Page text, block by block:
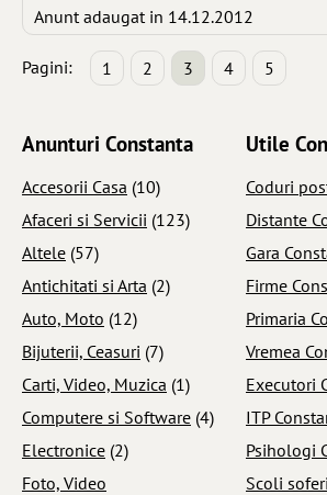
Anunt adaugat in 14.12.2012
Pagini: 1 2 3 4 5
Anunturi Constanta
Accesorii Casa (10)
Afaceri si Servicii (123)
Altele (57)
Antichitati si Arta (2)
Auto, Moto (12)
Bijuterii, Ceasuri (7)
Carti, Video, Muzica (1)
Computere si Software (4)
Electronice (2)
Foto, Video
Utile
Coduri
Distante
Gara
Firme
Primaria
Vremea
Executori
ITP
Psihologi
Scoli